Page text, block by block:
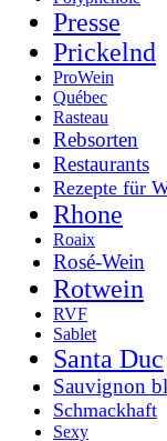
Presse
Prickelnd
ProWein
Québec
Rasteau
Rebsorten
Restaurants
Rezepte für
Rhone
Roaix
Rosé-Wein
Rotwein
RVF
Sablet
Santa Duc
Sauvignon
Schmackhaft
Sexy